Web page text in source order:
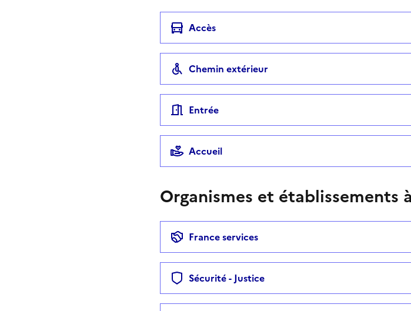
Accès
Chemin extérieur
Entrée
Accueil
Organismes et établissements
France services
Sécurité - Justice